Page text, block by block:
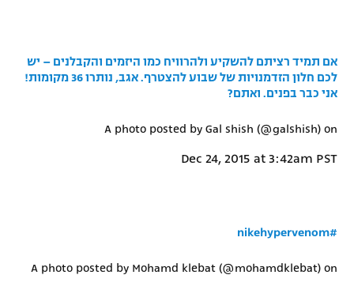
המגזין
אם תמיד רציתם להשקיע ולהרוויח כמו היזמים והקבלנים – יש
לכם חלון הזדמנויות של שבוע להצטרף. אגב, נותרו 36 מקומות!
אני כבר בפנים. ואתם?
A photo posted by Gal shish (@galshish) on
Dec 24, 2015 at 3:42am PST
#nikehypervenom
A photo posted by Mohamd klebat (@mohamdklebat) on